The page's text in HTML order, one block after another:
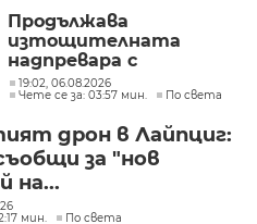
Продължава
изтощителната
надпревара с
бушуващите пожари в
Европа
19:02, 06.08.2026
Чете се за: 03:57 мин.
По света
дрон в Лайпциг:
за "нов
на...
мин.
По света